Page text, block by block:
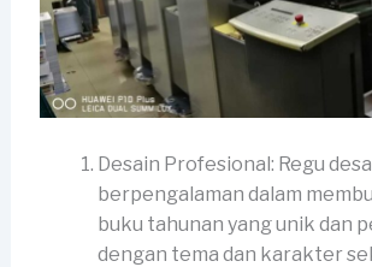
Desain Profesional: Regu
berpengalaman dalam
buku tahunan yang unik dan
dengan tema dan karakter